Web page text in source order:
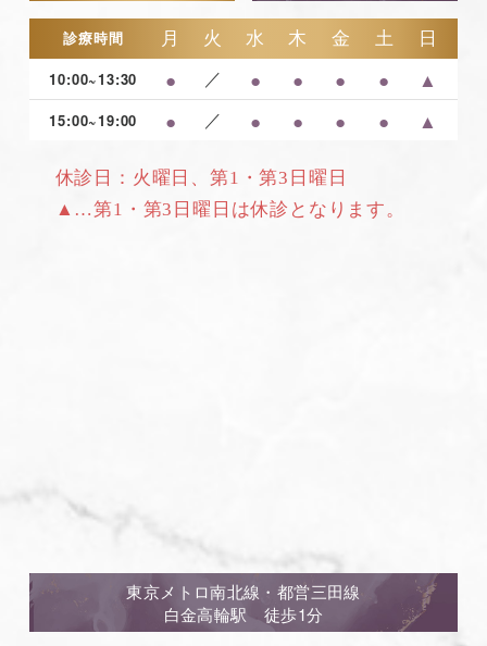
診療時間 月 火 水 木 金 土
日
10:00~13:30
● ／ ● ● ● ● ▲
15:00~19:00 ● ／ ● ● ● ● ▲
休診日：火曜日、第1・第3日曜日
▲…第1・第3日曜日は休診となります。
東京メトロ南北線・都営三田線
白金高輪駅 徒歩1分